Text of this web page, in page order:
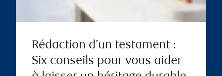
Rédaction d’un testament :
Six conseils pour vous aider